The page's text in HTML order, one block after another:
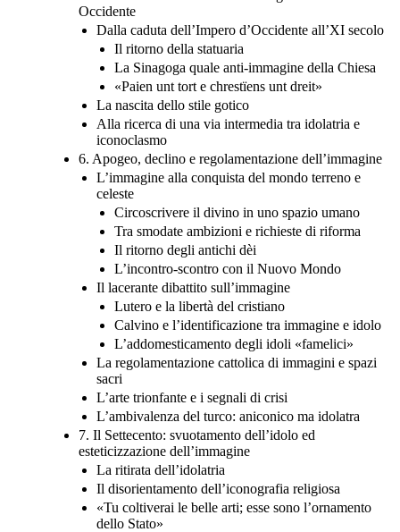
Occidente
Dalla caduta dell’Impero d’Occidente all’XI secolo
Il ritorno della statuaria
La Sinagoga quale anti-immagine della Chiesa
«Paien unt tort e chrestïens unt dreit»
La nascita dello stile gotico
Alla ricerca di una via intermedia tra idolatria e
iconoclasmo
6. Apogeo, declino e regolamentazione dell’immagine
L’immagine alla conquista del mondo terreno e
celeste
Circoscrivere il divino in uno spazio umano
Tra smodate ambizioni e richieste di riforma
Il ritorno degli antichi dèi
L’incontro-scontro con il Nuovo Mondo
Il lacerante dibattito sull’immagine
Lutero e la libertà del cristiano
Calvino e l’identificazione tra immagine e idolo
L’addomesticamento degli idoli «famelici»
La regolamentazione cattolica di immagini e spazi
sacri
L’arte trionfante e i segnali di crisi
L’ambivalenza del turco: aniconico ma idolatra
7. Il Settecento: svuotamento dell’idolo ed
esteticizzazione dell’immagine
La ritirata dell’idolatria
Il disorientamento dell’iconografia religiosa
«Tu coltiverai le belle arti; esse sono l’ornamento
dello Stato»